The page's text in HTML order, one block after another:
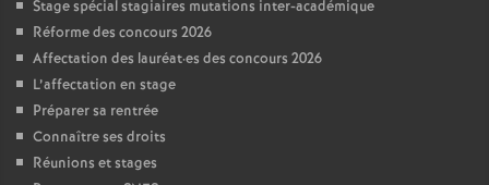
Stage spécial stagiaires mutations inter-académique
Réforme des concours 2026
Affectation des lauréat·es des concours 2026
L’affectation en stage
Préparer sa rentrée
Connaître ses droits
Réunions et stages